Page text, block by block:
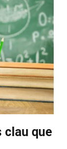
que